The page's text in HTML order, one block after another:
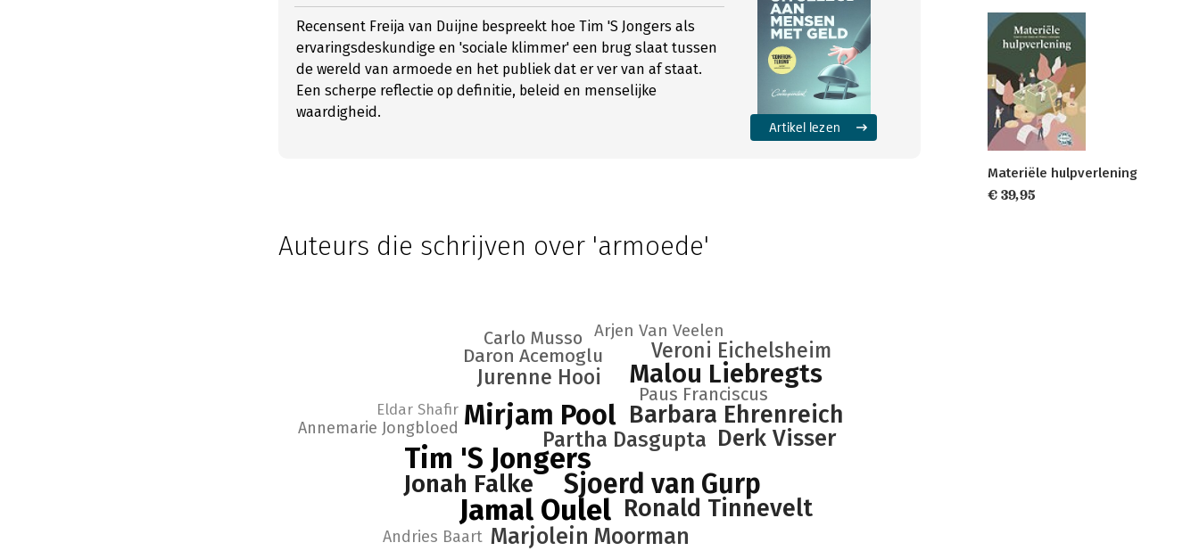
Recensent Freija van Duijne bespreekt hoe Tim 'S Jongers als
ervaringsdeskundige en 'sociale klimmer' een brug slaat tussen
de wereld van armoede en het publiek dat er ver van af staat.
Een scherpe reflectie op definitie, beleid en menselijke
waardigheid.
Artikel lezen
Auteurs die schrijven over 'armoede'
Jamal Oulel
Tim 'S Jongers
Mirjam Pool
Sjoerd van Gurp
Malou Liebregts
Jonah Falke
Ronald Tinnevelt
Barbara Ehrenreich
Derk Visser
Marjolein Moorman
Partha Dasgupta
Jurenne Hooi
Veroni Eichelsheim
Daron Acemoglu
Carlo Musso
Paus Franciscus
Arjen Van Veelen
Annemarie Jongbloed
Andries Baart
Eldar Shafir
Materiële hulpverlening
€ 39,95